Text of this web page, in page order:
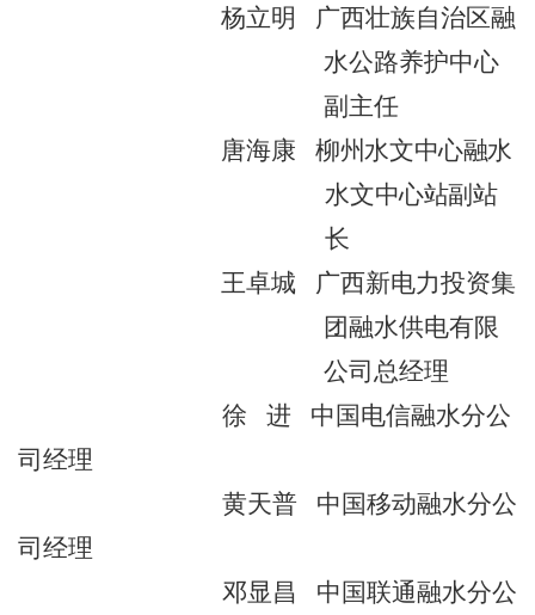
杨立明
广西壮族自治区融
水公路养护中心
副主任
唐海康
柳州水文中心融水
水文中心站副站
长
王卓城
广西新电力投资集
团融水供电有限
公司总经理
徐
进
中国电信融水分公
司经理
黄天普
中国移动融水分公
司经理
邓显昌
中国联通融水分公